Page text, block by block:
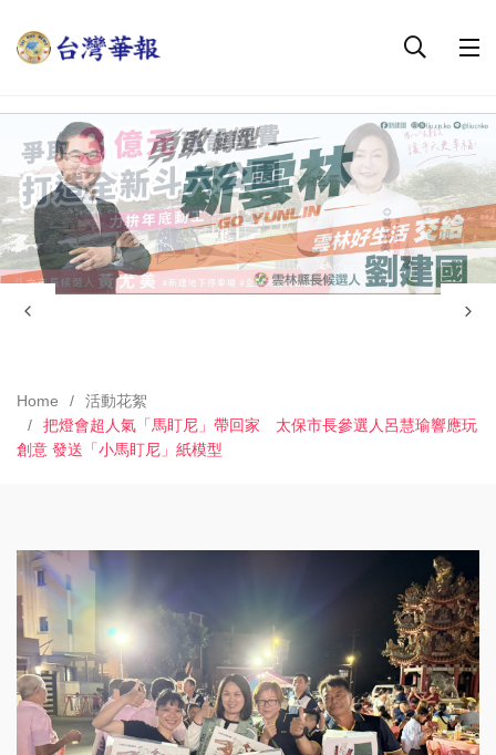
Home
活動花絮
把燈會超人氣「馬盯尼」帶回家 太保市長參選人呂慧瑜響應玩
創意 發送「小馬盯尼」紙模型